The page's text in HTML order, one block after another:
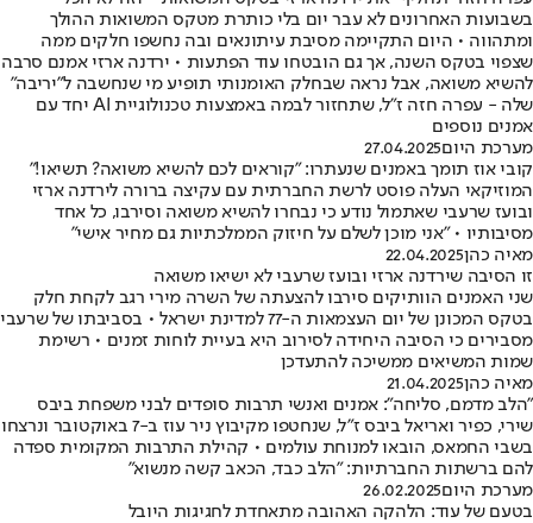
בשבועות האחרונים לא עבר יום בלי כותרת מטקס המשואות ההולך
ומתהווה • היום התקיימה מסיבת עיתונאים ובה נחשפו חלקים ממה
שצפוי בטקס השנה, אך גם הובטחו עוד הפתעות • ירדנה ארזי אמנם סרבה
להשיא משואה, אבל נראה שבחלק האומנותי תופיע מי שנחשבה ל"יריבה"
שלה - עפרה חזה ז"ל, שתחזור לבמה באמצעות טכנולוגיית AI יחד עם
אמנים נוספים
מערכת היום27.04.2025
קובי אוז תומך באמנים שנעתרו: "קוראים לכם להשיא משואה? תשיאו!"
המוזיקאי העלה פוסט לרשת החברתית עם עקיצה ברורה לירדנה ארזי
ובועז שרעבי שאתמול נודע כי נבחרו להשיא משואה וסירבו, כל אחד
מסיבותיו • "אני מוכן לשלם על חיזוק הממלכתיות גם מחיר אישי"
מאיה כהן22.04.2025
זו הסיבה שירדנה ארזי ובועז שרעבי לא ישיאו משואה
שני האמנים הוותיקים סירבו להצעתה של השרה מירי רגב לקחת חלק
בטקס המכונן של יום העצמאות ה-77 למדינת ישראל • בסביבתו של שרעבי
מסבירים כי הסיבה היחידה לסירוב היא בעיית לוחות זמנים • רשימת
שמות המשיאים ממשיכה להתעדכן
מאיה כהן21.04.2025
"הלב מדמם, סליחה": אמנים ואנשי תרבות סופדים לבני משפחת ביבס
שירי, כפיר ואריאל ביבס ז"ל, שנחטפו מקיבוץ ניר עוז ב-7 באוקטובר ונרצחו
בשבי החמאס, הובאו למנוחת עולמים • קהילת התרבות המקומית ספדה
להם ברשתות החברתיות: "הלב כבד, הכאב קשה מנשוא"
מערכת היום26.02.2025
בטעם של עוד: הלהקה האהובה מתאחדת לחגיגות היובל